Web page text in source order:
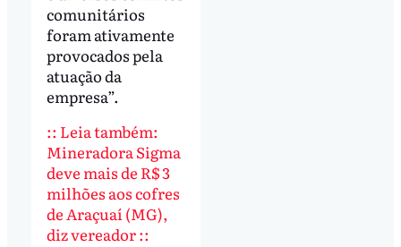
comunitários
foram ativamente
provocados pela
atuação da
empresa”.
:: Leia também:
Mineradora Sigma
deve mais de R$ 3
milhões aos cofres
de Araçuaí (MG),
diz vereador ::